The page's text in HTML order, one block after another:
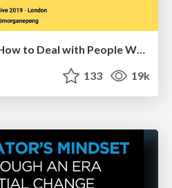
Design and Strategy: How to Deal with People Who Don’t "Get" Design
133 19k